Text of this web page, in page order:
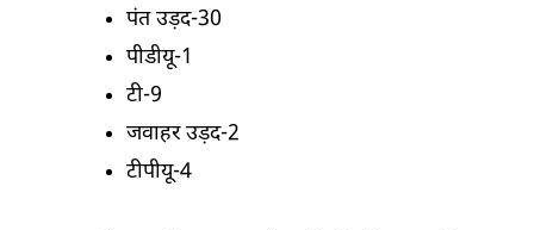
पंत उड़द-30
पीडीयू-1
टी-9
जवाहर उड़द-2
टीपीयू-4